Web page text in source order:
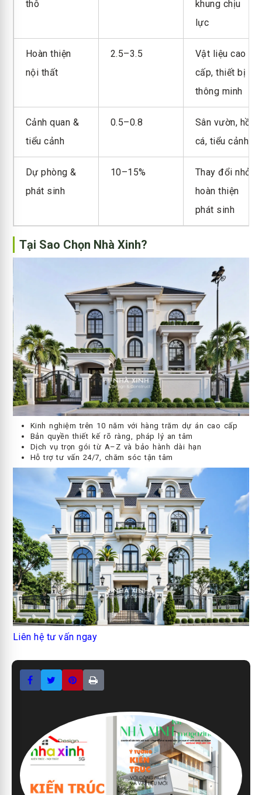
thô
khung chịu
lực
Hoàn thiện
nội thất
2.5–3.5
Vật liệu cao
cấp, thiết bị
thông minh
Cảnh quan &
tiểu cảnh
0.5–0.8
Sân vườn, hồ
cá, tiểu cảnh
Dự phòng &
phát sinh
10–15%
Thay đổi nhỏ,
hoàn thiện
phát sinh
Tại Sao Chọn Nhà Xinh?
Kinh nghiệm trên 10 năm với hàng trăm dự án cao cấp
Bản quyền thiết kế rõ ràng, pháp lý an tâm
Dịch vụ trọn gói từ A–Z và bảo hành dài hạn
Hỗ trợ tư vấn 24/7, chăm sóc tận tâm
Liên hệ tư vấn ngay